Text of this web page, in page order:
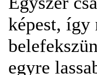
képest, így
egyre